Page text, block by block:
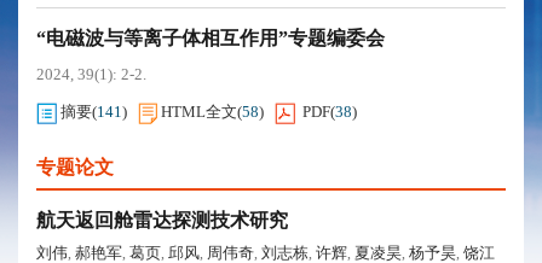
“电磁波与等离子体相互作用”专题编委会
2024, 39(1): 2-2.
摘要(141) HTML全文(58) PDF(38)
专题论文
航天返回舱雷达探测技术研究
刘伟, 郝艳军, 葛页, 邱风, 周伟奇, 刘志栋, 许辉, 夏凌昊, 杨予昊, 饶江